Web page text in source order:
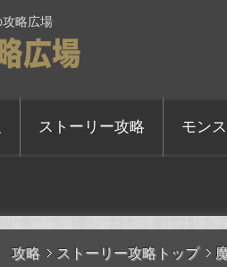
攻略広場
ストーリー攻略 モン
攻略 ストーリー攻略トップ